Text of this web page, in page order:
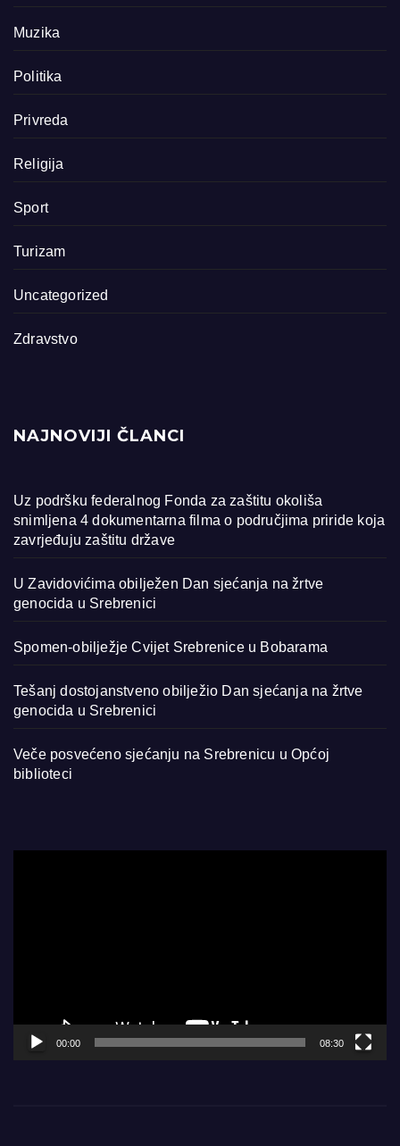
Muzika
Politika
Privreda
Religija
Sport
Turizam
Uncategorized
Zdravstvo
NAJNOVIJI ČLANCI
Uz podršku federalnog Fonda za zaštitu okoliša
snimljena 4 dokumentarna filma o područjima priride koja
zavrjeđuju zaštitu države
U Zavidovićima obilježen Dan sjećanja na žrtve
genocida u Srebrenici
Spomen-obilježje Cvijet Srebrenice u Bobarama
Tešanj dostojanstveno obilježio Dan sjećanja na žrtve
genocida u Srebrenici
Veče posvećeno sjećanju na Srebrenicu u Općoj
biblioteci
00:00 08:30